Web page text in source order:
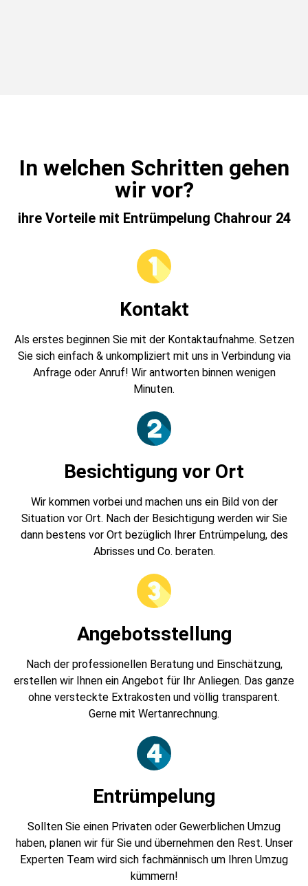
In welchen Schritten gehen
wir vor?
ihre Vorteile mit Entrümpelung Chahrour 24
Kontakt
Als erstes beginnen Sie mit der Kontaktaufnahme. Setzen
Sie sich einfach & unkompliziert mit uns in Verbindung via
Anfrage oder Anruf! Wir antworten binnen wenigen
Minuten.
Besichtigung vor Ort
Wir kommen vorbei und machen uns ein Bild von der
Situation vor Ort. Nach der Besichtigung werden wir Sie
dann bestens vor Ort bezüglich Ihrer Entrümpelung, des
Abrisses und Co. beraten.
Angebotsstellung
Nach der professionellen Beratung und Einschätzung,
erstellen wir Ihnen ein Angebot für Ihr Anliegen. Das ganze
ohne versteckte Extrakosten und völlig transparent.
Gerne mit Wertanrechnung.
Entrümpelung
Sollten Sie einen Privaten oder Gewerblichen Umzug
haben, planen wir für Sie und übernehmen den Rest. Unser
Experten Team wird sich fachmännisch um Ihren Umzug
kümmern!